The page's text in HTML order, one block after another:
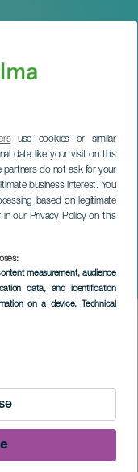
use cookies or similar
data like your visit on this
partners do not ask for your
business interest. You
based on legitimate
in our Privacy Policy on this
measurement, audience
data, and identification
on a device, Technical